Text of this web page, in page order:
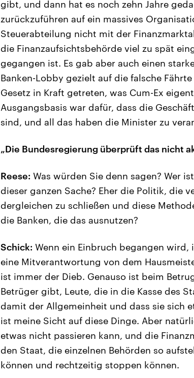
gibt, und dann hat es noch zehn Jahre
zurückzuführen auf ein massives
Steuerabteilung nicht mit der
die Finanzaufsichtsbehörde viel zu spät
gegangen ist. Es gab aber auch einen
Banken-Lobby gezielt auf die falsche
Gesetz in Kraft getreten, was Cum-Ex
Ausgangsbasis war dafür, dass die
sind, und all das haben die Minister zu
„Die Bundesregierung überprüft das nicht
Reese: Was würden Sie denn sagen? Wer
dieser ganzen Sache? Eher die Politik, die
dergleichen zu schließen und diese
die Banken, die das ausnutzen?
Schick: Wenn ein Einbruch begangen
eine Mitverantwortung von dem
ist immer der Dieb. Genauso ist beim
Betrüger gibt, Leute, die in die Kasse des
damit der Allgemeinheit und dass sie sich
ist meine Sicht auf diese Dinge. Aber
etwas nicht passieren kann, und die
den Staat, die einzelnen Behörden so
können und rechtzeitig stoppen können.